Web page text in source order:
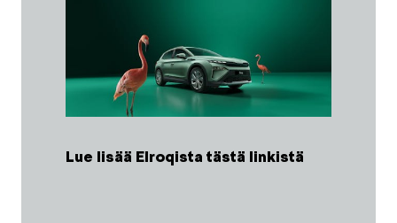
Lue lisää Elroqista tästä linkistä